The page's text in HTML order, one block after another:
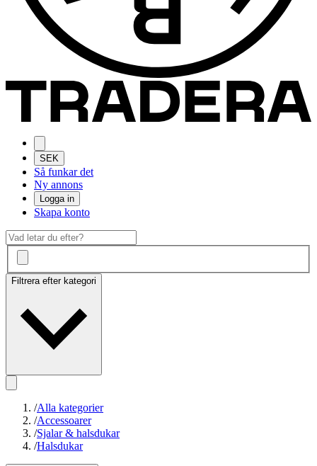
SEK
Så funkar det
Ny annons
Logga in
Skapa konto
Filtrera efter kategori
/Alla kategorier
/Accessoarer
/Sjalar & halsdukar
/Halsdukar